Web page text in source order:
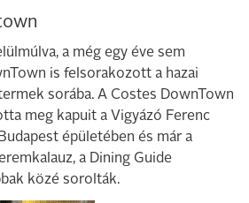
a még egy éve sem
is felsorakozott a hazai
sorába. A Costes DownTown
meg kapuit a Vigyázó Ferenc
épületében és már a
a Dining Guide
közé sorolták.